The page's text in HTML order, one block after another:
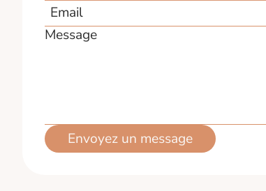
Email
Message
Envoyez un message